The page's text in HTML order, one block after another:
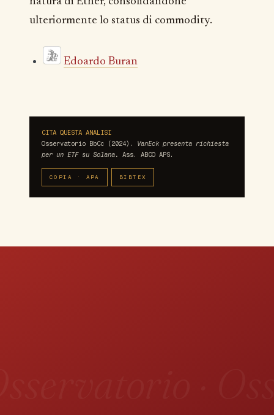
ulteriormente lo status di commodity.
Edoardo Buran
CITA QUESTA ANALISI
Osservatorio BbCc (2024). VanEck presenta richiesta
per un ETF su Solana.
Ass. ABCO APS.
COPIA · APA BIBTEX